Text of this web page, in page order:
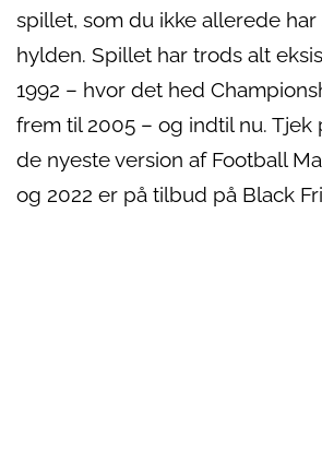
spillet, som du ikke allerede
hylden. Spillet har trods alt
1992 – hvor det hed
frem til 2005 – og indtil nu. Tjek
de nyeste version af Football
og 2022 er på tilbud på Black